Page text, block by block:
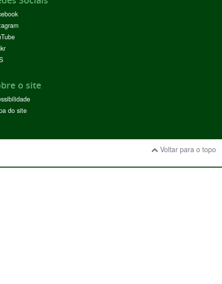
o site
do site
Voltar para o topo